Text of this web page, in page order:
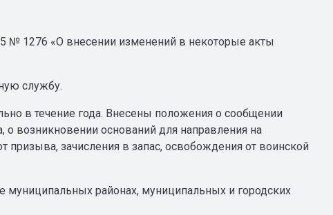
№ 1276 «О внесении изменений в некоторые акты
службу.
в течение года. Внесены положения о сообщении
возникновении оснований для направления на
призыва, зачисления в запас, освобождения от воинской
муниципальных районах, муниципальных и городских